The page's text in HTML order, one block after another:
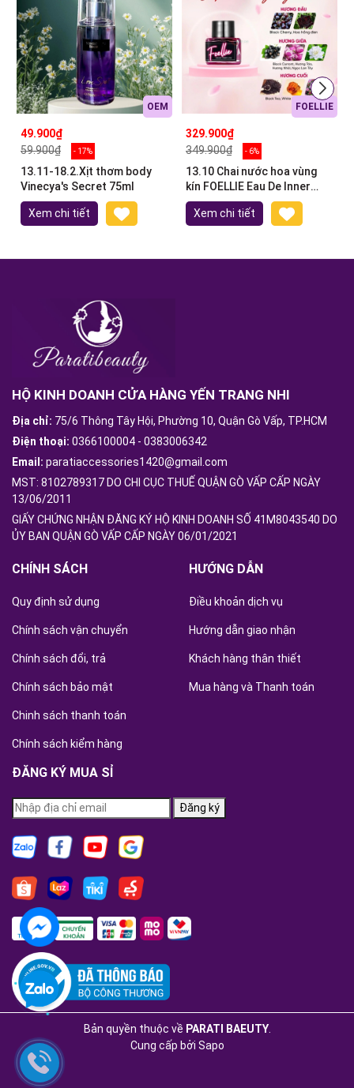
OEM
49.900₫
59.900₫
- 17%
13.11-18.2.Xịt thơm body
Vinecya's Secret 75ml
Xem chi tiết
FOELLIE
329.900₫
349.900₫
- 6%
13.10 Chai nước hoa vùng
kín FOELLIE Eau De Inner
Perfume 5ml
Xem chi tiết
HỘ KINH DOANH CỬA HÀNG YẾN TRANG NHI
Địa chỉ: 75/6 Thông Tây Hội, Phường 10, Quận Gò Vấp, TP.HCM
Điện thoại: 0366100004 - 0383006342
Email: paratiaccessories1420@gmail.com
MST: 8102789317 DO CHI CỤC THUẾ QUẬN GÒ VẤP CẤP NGÀY
13/06/2011
GIẤY CHỨNG NHẬN ĐĂNG KÝ HỘ KINH DOANH SỐ 41M8043540 DO
ỦY BAN QUẬN GÒ VẤP CẤP NGÀY 06/01/2021
CHÍNH SÁCH
Quy định sử dụng
Chính sách vận chuyển
Chính sách đổi, trả
Chính sách bảo mật
Chinh sách thanh toán
Chính sách kiểm hàng
HƯỚNG DẪN
Điều khoản dịch vụ
Hướng dẫn giao nhận
Khách hàng thân thiết
Mua hàng và Thanh toán
ĐĂNG KÝ MUA SỈ
Đăng ký
Bản quyền thuộc về PARATI BAEUTY.
Cung cấp bởi Sapo